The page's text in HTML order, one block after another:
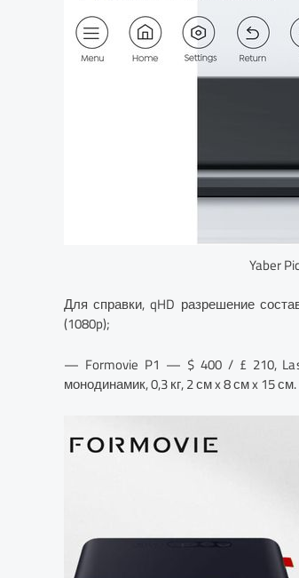
Yaber
Для справки, qHD разрешение
(1080p);
— Formovie P1 — $ 400 / £ 210,
монодинамик, 0,3 кг, 2 см x 8 см x 15 см.